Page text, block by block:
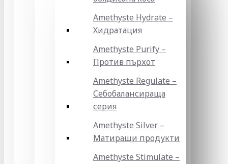
Amethyste Hydrate –
Хидратация
Amethyste Purify –
Против пърхот
Amethyste Regulate –
Себобалансираща
серия
Amethyste Silver –
Матиращи продукти
Amethyste Stimulate –